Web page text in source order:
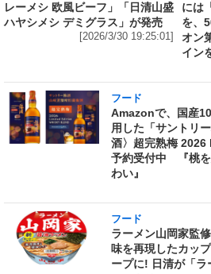
レーメシ 欧風ビーフ」「日清山盛
ハヤシメシ デミグラス」が発売
[2026/3/30 19:25:01]
には
を、
オン
イン
フード
Amazonで、国産
用した「サントリ
酒〉超完熟梅
予約受付中 『桃を
わい』
フード
ラーメン山岡家監
味を再現したカッ
ープに! 日清が「ラ